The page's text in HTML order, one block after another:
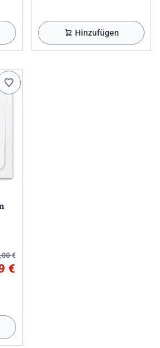
Hinzufügen
€
€